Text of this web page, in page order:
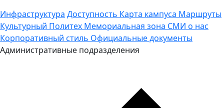
Инфраструктура Доступность Карта кампуса Маршруты
Культурный Политех Мемориальная зона СМИ о нас
Корпоративный стиль Официальные документы
Административные подразделения